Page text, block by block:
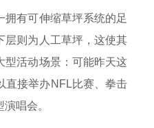
拥有可伸缩草坪系统的足
层则为人工草坪，这使其
型活动场景：可能昨天这
直接举办NFL比赛、拳击
唱会。